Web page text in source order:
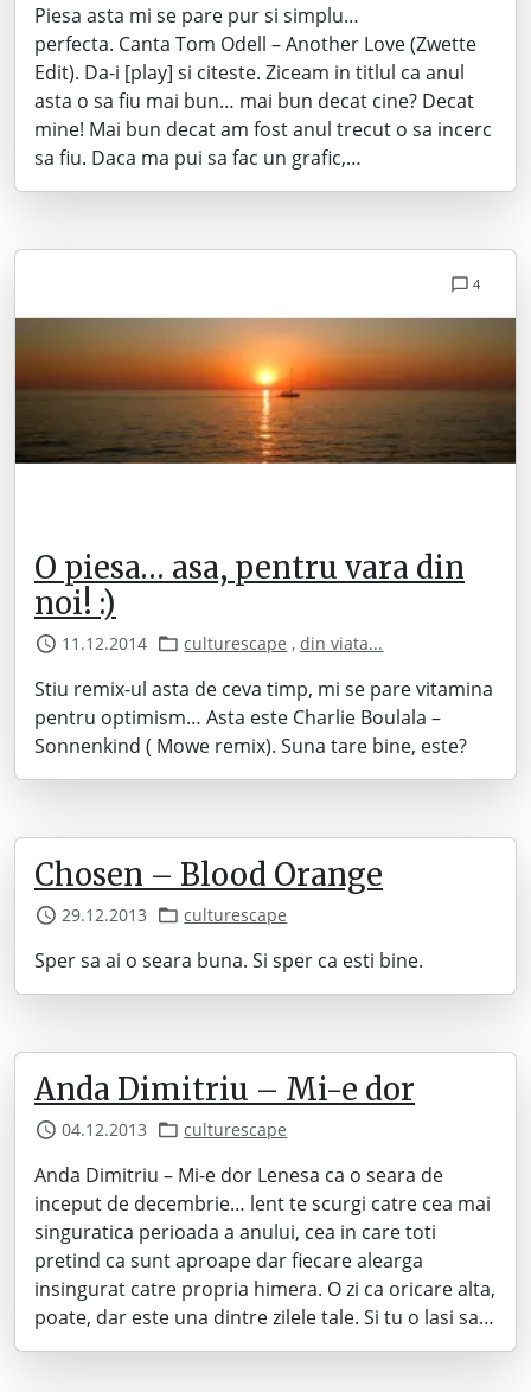
Piesa asta mi se pare pur si simplu…
perfecta. Canta Tom Odell – Another Love (Zwette
Edit). Da-i [play] si citeste. Ziceam in titlul ca anul
asta o sa fiu mai bun… mai bun decat cine? Decat
mine! Mai bun decat am fost anul trecut o sa incerc
sa fiu. Daca ma pui sa fac un grafic,…
4
O piesa… asa, pentru vara din
noi! :)
11.12.2014 culturescape ,din viata...
Stiu remix-ul asta de ceva timp, mi se pare vitamina
pentru optimism… Asta este Charlie Boulala –
Sonnenkind ( Mowe remix). Suna tare bine, este?
Chosen – Blood Orange
29.12.2013 culturescape
Sper sa ai o seara buna. Si sper ca esti bine.
Anda Dimitriu – Mi-e dor
04.12.2013 culturescape
Anda Dimitriu – Mi-e dor Lenesa ca o seara de
inceput de decembrie… lent te scurgi catre cea mai
singuratica perioada a anului, cea in care toti
pretind ca sunt aproape dar fiecare alearga
insingurat catre propria himera. O zi ca oricare alta,
poate, dar este una dintre zilele tale. Si tu o lasi sa…